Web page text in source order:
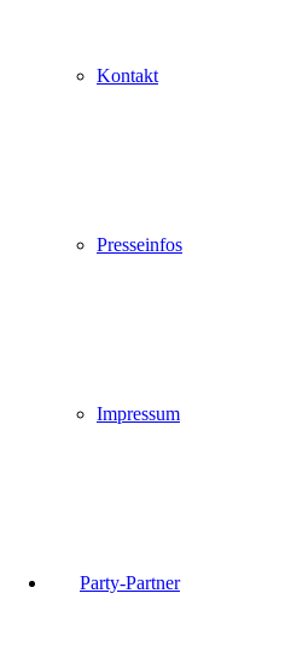
Kontakt
Presseinfos
Impressum
Party-Partner